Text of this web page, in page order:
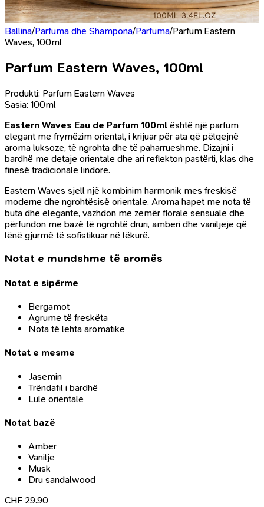
Ballina/Parfuma dhe Shampona/Parfuma/Parfum Eastern
Waves, 100ml
Parfum Eastern Waves, 100ml
Produkti: Parfum Eastern Waves
Sasia: 100ml
Eastern Waves Eau de Parfum 100ml është një parfum
elegant me frymëzim oriental, i krijuar për ata që pëlqejnë
aroma luksoze, të ngrohta dhe të paharrueshme. Dizajni i
bardhë me detaje orientale dhe ari reflekton pastërti, klas dhe
finesë tradicionale lindore.
Eastern Waves sjell një kombinim harmonik mes freskisë
moderne dhe ngrohtësisë orientale. Aroma hapet me nota të
buta dhe elegante, vazhdon me zemër florale sensuale dhe
përfundon me bazë të ngrohtë druri, amberi dhe vaniljeje që
lënë gjurmë të sofistikuar në lëkurë.
Notat e mundshme të aromës
Notat e sipërme
Bergamot
Agrume të freskëta
Nota të lehta aromatike
Notat e mesme
Jasemin
Trëndafil i bardhë
Lule orientale
Notat bazë
Amber
Vanilje
Musk
Dru sandalwood
CHF 29.90